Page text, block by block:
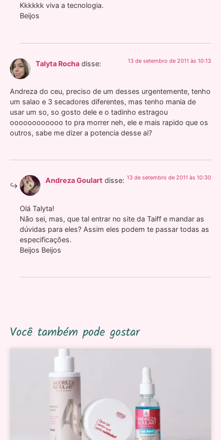
Kkkkkk viva a tecnologia.
Beijos
Talyta Rocha disse: 13 de setembro de 2011 às 10:13
Andreza do ceu, preciso de um desses urgentemente, tenho
um salao e 3 secadores diferentes, mas tenho mania de
usar um so, so gosto dele e o tadinho estragou
oooooooooooo to pra morrer neh, ele e mais rapido que os
outros, sabe me dizer a potencia desse ai?
Andreza Goulart disse: 13 de setembro de 2011 às 10:30
Olá Talyta!
Não sei, mas, que tal entrar no site da Taiff e mandar as
dúvidas para eles? Assim eles podem te passar todas as
especificações.
Beijos Beijos
Você também pode gostar